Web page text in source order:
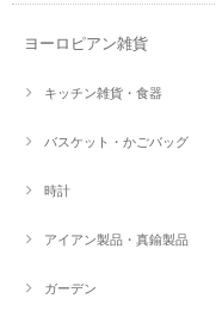
ヨーロピアン雑貨
キッチン雑貨・食器
バスケット・かごバッグ
時計
アイアン製品・真鍮製品
ガーデン